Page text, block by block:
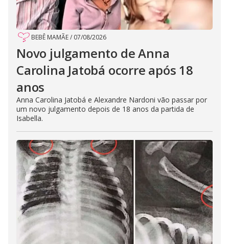
BEBÊ MAMÃE/ 07/08/2026
Novo julgamento de Anna
Carolina Jatobá ocorre após 18
anos
Anna Carolina Jatobá e Alexandre Nardoni vão passar por
um novo julgamento depois de 18 anos da partida de
Isabella.